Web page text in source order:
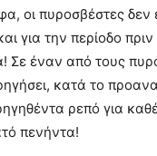
οι πυροσβέστες
για την περίοδο
Σε έναν από τους
κατά το
ρεπό για
πενήντα!